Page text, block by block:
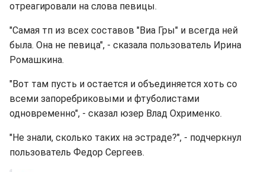
отреагировали на слова певицы.
"Самая тп из всех составов "Виа Гры" и всегда ней
была. Она не певица", - сказала пользователь Ирина
Ромашкина.
"Вот там пусть и остается и объединяется хоть со
всеми запоребриковыми и фтуболистами
одновременно", - сказал юзер Влад Охрименко.
"Не знали, сколько таких на эстраде?", - подчеркнул
пользователь Федор Сергеев.